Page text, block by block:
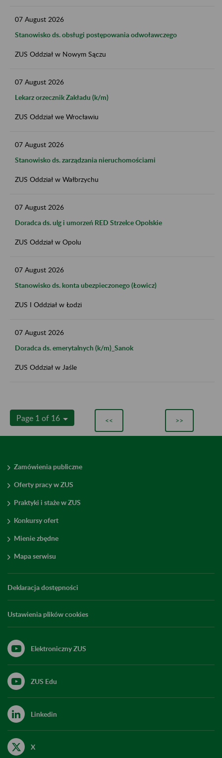
07 August 2026
Stanowisko ds. obsługi postępowania odwoławczego
ZUS Oddział w Nowym Sączu
07 August 2026
Lekarz orzecznik Zakładu (k/m)
ZUS Oddział we Wrocławiu
07 August 2026
Stanowisko ds. zarządzania nieruchomościami
ZUS Oddział w Wałbrzychu
07 August 2026
Doradca ds. ulg i umorzeń RED Strzelce Opolskie
ZUS Oddział w Opolu
07 August 2026
Stanowisko ds. konta ubezpieczonego (Łowicz)
ZUS I Oddział w Łodzi
07 August 2026
Doradca ds. emerytalnych (k/m)_Sanok
ZUS Oddział w Jaśle
Page 1 of 16 << >>
Zamówienia publiczne
Oferty pracy w ZUS
Praktyki i staże w ZUS
Konkursy ofert
Mienie zbędne
Mapa serwisu
Deklaracja dostępności
Ustawienia plików cookies
Elektroniczny ZUS
ZUS Edu
Linkedin
X